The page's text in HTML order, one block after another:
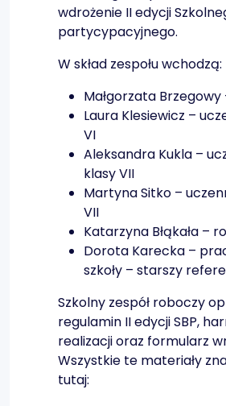
wdrożenie II edycji
partycypacyjnego.
W skład zespołu wchodzą:
Małgorzata
Laura Klesiewicz –
VI
Aleksandra Kukla –
klasy VII
Martyna Sitko –
VII
Katarzyna Błąkała –
Dorota Karecka –
szkoły – starszy
Szkolny zespół roboczy
regulamin II edycji SBP,
realizacji oraz formularz
Wszystkie te materiały
tutaj: